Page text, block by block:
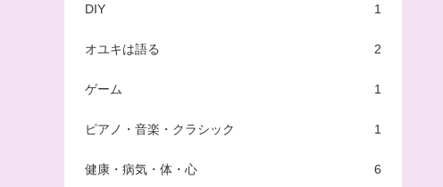
DIY 1
オユキは語る 2
ゲーム 1
ピアノ・音楽・クラシック 1
健康・病気・体・心 6